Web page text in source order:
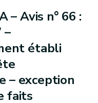
– Avis n° 66 :
–
établi
– exception
faits